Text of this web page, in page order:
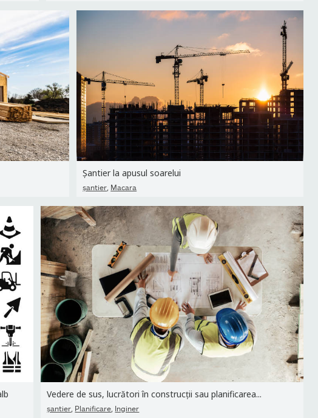
Șantier la apusul soarelui
şantier, Macara
Vedere de sus, lucrători în construcții sau planificarea...
şantier, Planificare, Inginer